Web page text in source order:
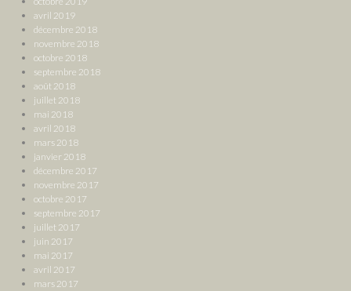
avril 2019
décembre 2018
novembre 2018
octobre 2018
septembre 2018
août 2018
juillet 2018
mai 2018
avril 2018
mars 2018
janvier 2018
décembre 2017
novembre 2017
octobre 2017
septembre 2017
juillet 2017
juin 2017
mai 2017
avril 2017
mars 2017